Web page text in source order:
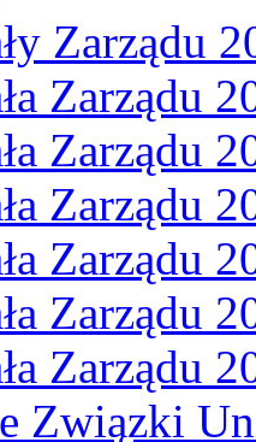
Zarządu
Zarządu
Zarządu
Zarządu
Zarządu
Zarządu
Zarządu
Związki